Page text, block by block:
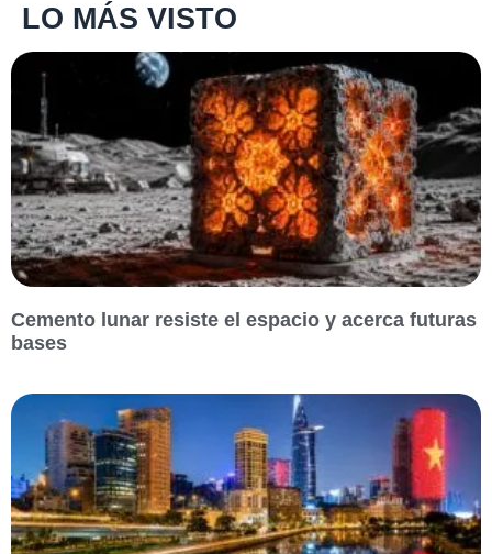
LO MÁS VISTO
Cemento lunar resiste el espacio y acerca futuras
bases